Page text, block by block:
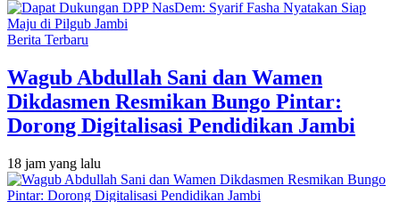
Berita Terbaru
Wagub Abdullah Sani dan Wamen
Dikdasmen Resmikan Bungo Pintar:
Dorong Digitalisasi Pendidikan Jambi
18 jam yang lalu